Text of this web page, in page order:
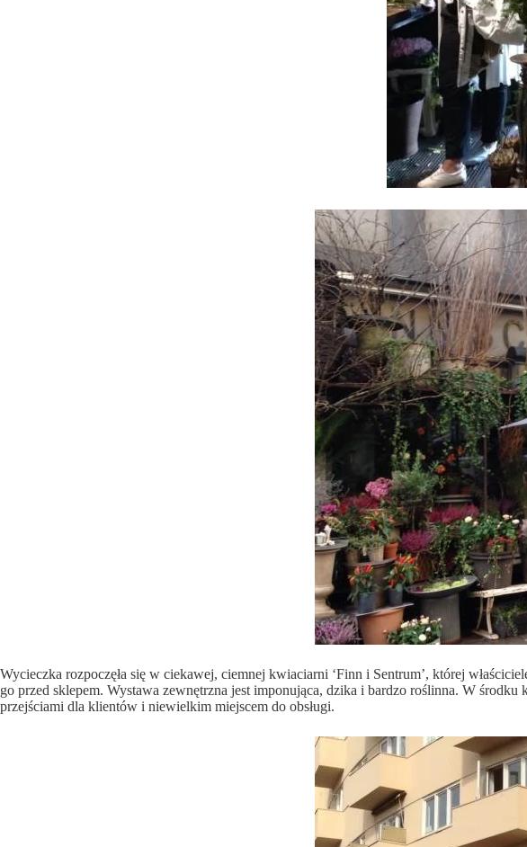
Wycieczka rozpoczęła się w ciekawej, ciemnej kwiaciarni ‘Finn i Sentrum’, której
go przed sklepem. Wystawa zewnętrzna jest imponująca, dzika i bardzo roślinna. W
przejściami dla klientów i niewielkim miejscem do obsługi.